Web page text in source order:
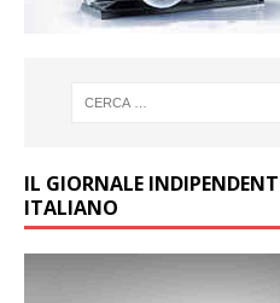
IL GIORNALE
ITALIANO